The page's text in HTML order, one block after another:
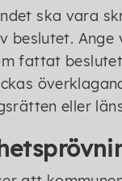
ska vara
beslutet.
fattat
eller